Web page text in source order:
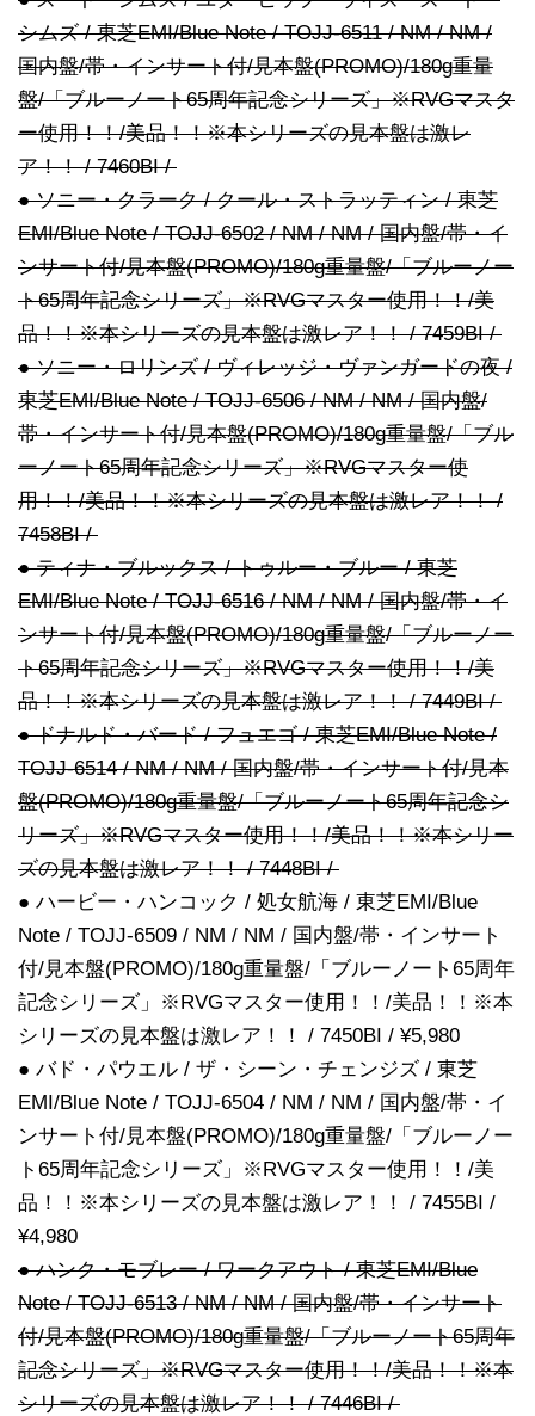
シムズ / 東芝EMI/Blue Note / TOJJ-6511 / NM / NM /
国内盤/帯・インサート付/見本盤(PROMO)/180g重量
盤/「ブルーノート65周年記念シリーズ」※RVGマスタ
ー使用！！/美品！！※本シリーズの見本盤は激レ
ア！！ / 7460BI /
● ソニー・クラーク / クール・ストラッティン / 東芝
EMI/Blue Note / TOJJ-6502 / NM / NM / 国内盤/帯・イ
ンサート付/見本盤(PROMO)/180g重量盤/「ブルーノー
ト65周年記念シリーズ」※RVGマスター使用！！/美
品！！※本シリーズの見本盤は激レア！！ / 7459BI /
● ソニー・ロリンズ / ヴィレッジ・ヴァンガードの夜 /
東芝EMI/Blue Note / TOJJ-6506 / NM / NM / 国内盤/
帯・インサート付/見本盤(PROMO)/180g重量盤/「ブル
ーノート65周年記念シリーズ」※RVGマスター使
用！！/美品！！※本シリーズの見本盤は激レア！！ /
7458BI /
● ティナ・ブルックス / トゥルー・ブルー / 東芝
EMI/Blue Note / TOJJ-6516 / NM / NM / 国内盤/帯・イ
ンサート付/見本盤(PROMO)/180g重量盤/「ブルーノー
ト65周年記念シリーズ」※RVGマスター使用！！/美
品！！※本シリーズの見本盤は激レア！！ / 7449BI /
● ドナルド・バード / フュエゴ / 東芝EMI/Blue Note /
TOJJ-6514 / NM / NM / 国内盤/帯・インサート付/見本
盤(PROMO)/180g重量盤/「ブルーノート65周年記念シ
リーズ」※RVGマスター使用！！/美品！！※本シリー
ズの見本盤は激レア！！ / 7448BI /
● ハービー・ハンコック / 処女航海 / 東芝EMI/Blue
Note / TOJJ-6509 / NM / NM / 国内盤/帯・インサート
付/見本盤(PROMO)/180g重量盤/「ブルーノート65周年
記念シリーズ」※RVGマスター使用！！/美品！！※本
シリーズの見本盤は激レア！！ / 7450BI / ¥5,980
● バド・パウエル / ザ・シーン・チェンジズ / 東芝
EMI/Blue Note / TOJJ-6504 / NM / NM / 国内盤/帯・イ
ンサート付/見本盤(PROMO)/180g重量盤/「ブルーノー
ト65周年記念シリーズ」※RVGマスター使用！！/美
品！！※本シリーズの見本盤は激レア！！ / 7455BI /
¥4,980
● ハンク・モブレー / ワークアウト / 東芝EMI/Blue
Note / TOJJ-6513 / NM / NM / 国内盤/帯・インサート
付/見本盤(PROMO)/180g重量盤/「ブルーノート65周年
記念シリーズ」※RVGマスター使用！！/美品！！※本
シリーズの見本盤は激レア！！ / 7446BI /